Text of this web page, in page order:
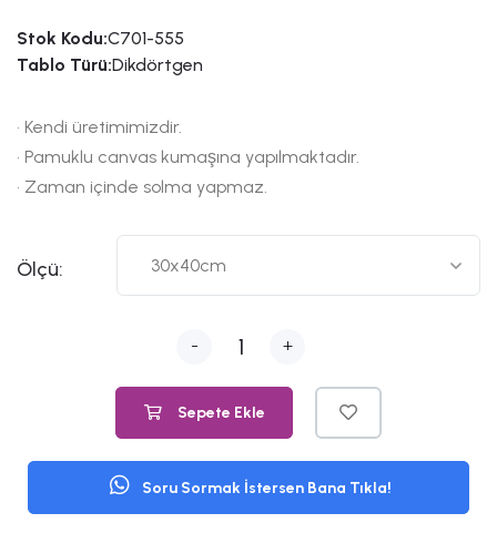
Stok Kodu:C701-555
Tablo Türü:Dikdörtgen
• Kendi üretimimizdir.
• Pamuklu canvas kumaşına yapılmaktadır.
• Zaman içinde solma yapmaz.
Ölçü:
- +
Sepete Ekle
Soru Sormak İstersen Bana Tıkla!